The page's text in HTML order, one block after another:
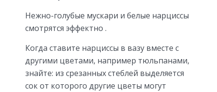
Нежно-голубые мускари и белые нарциссы
смотрятся эффектно .
Когда ставите нарциссы в вазу вместе с
другими цветами, например тюльпанами,
знайте: из срезанных стеблей выделяется
сок от которого другие цветы могут